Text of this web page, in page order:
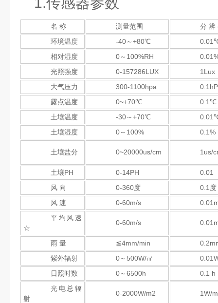
名 称 测量范围
分 辨
环境温度
-40～+80℃
相对湿度
0～100%RH
光照强度
0-157286LUX
1Lux
大气压力
300-1100hpa
露点温度
0~+70℃
0.1℃
土壤温度
-30～+70℃
土壤湿度
0～100% 0.1%
土壤盐分 0~20000us/cm 1us/
土壤PH 0-14PH
0.01
风 向
0-360度
0.1度
风 速
0-60m/s
平均风速
☆
0-60m/s
雨 量 ≦4mm/min
紫外辐射
0～500W/㎡
日照时数
0～6500h
0.1 h
光电总辐
射
0-2000W/m2 1W/